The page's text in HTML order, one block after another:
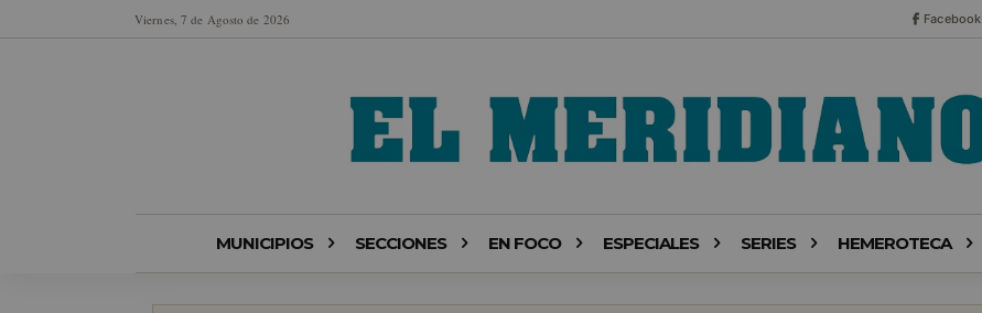
Viernes, 7 de Agosto de 2026 Facebook
MUNICIPIOS SECCIONES EN FOCO ESPECIALES SERIES HEMEROTECA